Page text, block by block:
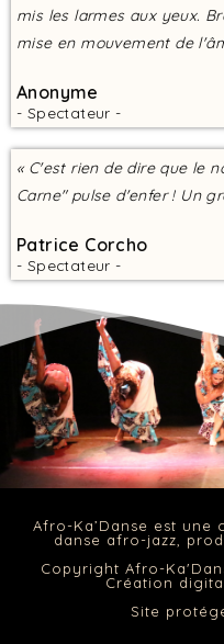
mis les larmes aux yeux.
mise en mouvement de
Anonyme
- Spectateur -
« C'est rien de dire que le
Carne" pulse d'enfer ! Un
Patrice Corcho
- Spectateur -
Afro-Ka’Danse est
danse afro-jazz,
Copyright Afro-
Création
Site